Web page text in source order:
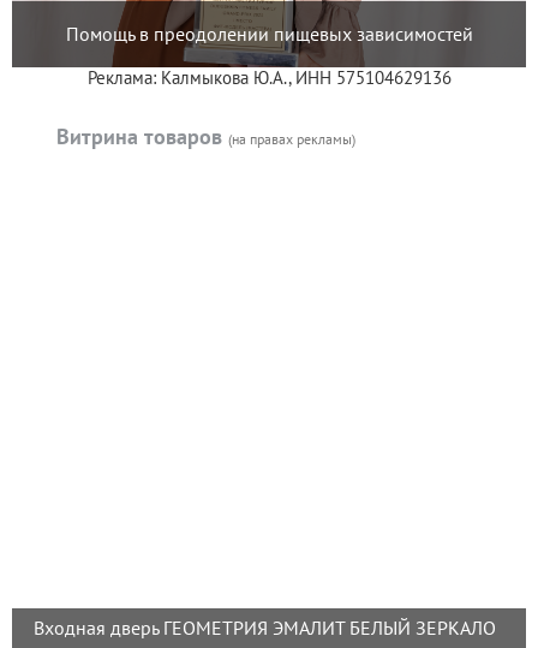
Помощь в преодолении пищевых зависимостей
Реклама: Калмыкова Ю.А., ИНН 575104629136
Витрина товаров (на правах рекламы)
Входная дверь ГЕОМЕТРИЯ ЭМАЛИТ БЕЛЫЙ ЗЕРКАЛО